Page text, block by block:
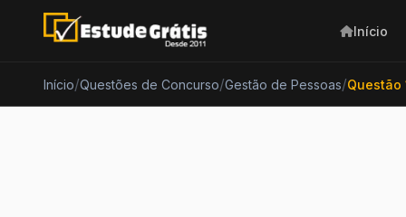
Início
Início/Questões de Concurso/Gestão de Pessoas/Questão